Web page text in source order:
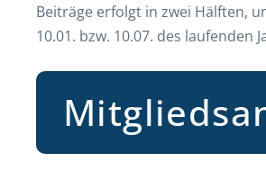
Beiträge erfolgt in zwei Hälften,
10.01. bzw. 10.07. des laufenden